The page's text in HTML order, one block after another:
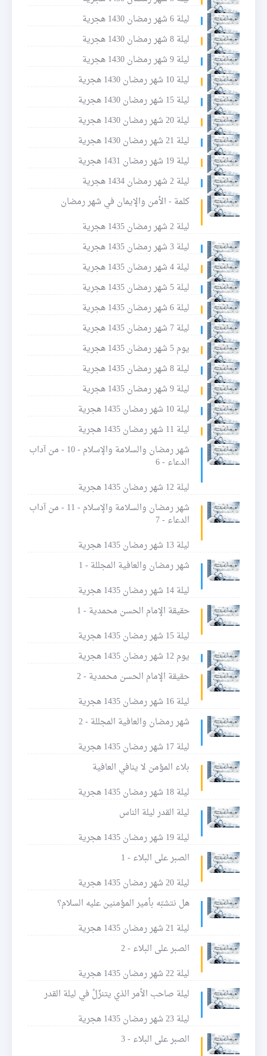
ليلة 6 شهر رمضان 1430 هجرية
ليلة 8 شهر رمضان 1430 هجرية
ليلة 9 شهر رمضان 1430 هجرية
ليلة 10 شهر رمضان 1430 هجرية
ليلة 15 شهر رمضان 1430 هجرية
ليلة 20 شهر رمضان 1430 هجرية
ليلة 21 شهر رمضان 1430 هجرية
ليلة 19 شهر رمضان 1431 هجرية
ليلة 2 شهر رمضان 1434 هجرية
كلمة - الأمن والإيمان في شهر رمضان
ليلة 2 شهر رمضان 1435 هجرية
ليلة 3 شهر رمضان 1435 هجرية
ليلة 4 شهر رمضان 1435 هجرية
ليلة 5 شهر رمضان 1435 هجرية
ليلة 6 شهر رمضان 1435 هجرية
ليلة 7 شهر رمضان 1435 هجرية
يوم 5 شهر رمضان 1435 هجرية
ليلة 8 شهر رمضان 1435 هجرية
ليلة 9 شهر رمضان 1435 هجرية
ليلة 10 شهر رمضان 1435 هجرية
ليلة 11 شهر رمضان 1435 هجرية
شهر رمضان والسلامة والإسلام - 10 - من آداب
الدعاء - 6
ليلة 12 شهر رمضان 1435 هجرية
شهر رمضان والسلامة والإسلام - 11 - من آداب
الدعاء - 7
ليلة 13 شهر رمضان 1435 هجرية
شهر رمضان والعافية المجللة - 1
ليلة 14 شهر رمضان 1435 هجرية
حقيقة الإمام الحسن محمدية - 1
ليلة 15 شهر رمضان 1435 هجرية
يوم 12 شهر رمضان 1435 هجرية
حقيقة الإمام الحسن محمدية - 2
ليلة 16 شهر رمضان 1435 هجرية
شهر رمضان والعافية المجللة - 2
ليلة 17 شهر رمضان 1435 هجرية
بلاء المؤمن لا ينافي العافية
ليلة 18 شهر رمضان 1435 هجرية
ليلة القدر ليلة الناس
ليلة 19 شهر رمضان 1435 هجرية
الصبر على البلاء - 1
ليلة 20 شهر رمضان 1435 هجرية
هل نتشبّه بأمير المؤمنين عليه السلام؟
ليلة 21 شهر رمضان 1435 هجرية
الصبر على البلاء - 2
ليلة 22 شهر رمضان 1435 هجرية
ليلة صاحب الأمر الذي يتنزّلُ في ليلة القدر
ليلة 23 شهر رمضان 1435 هجرية
الصبر على البلاء - 3